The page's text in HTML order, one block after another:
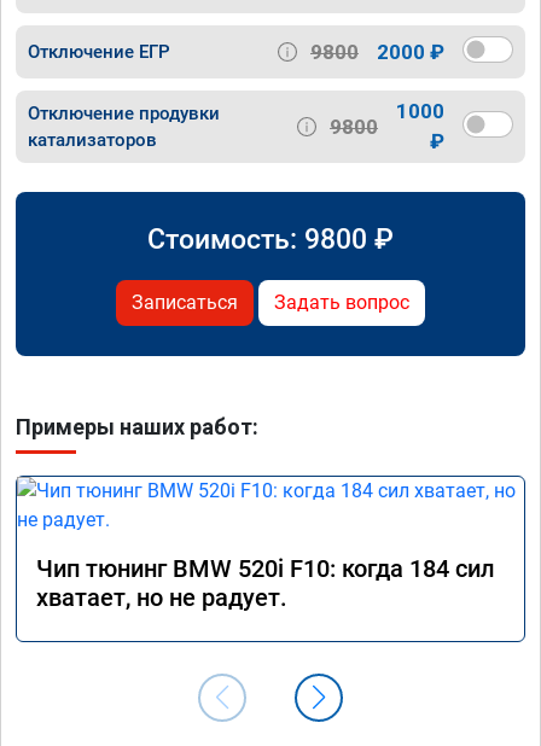
Отключение ЕГР 9800 2000 ₽
Отключение продувки
катализаторов
9800
1000
₽
Стоимость: 9800 ₽
Записаться Задать вопрос
Примеры наших работ:
Чип тюнинг BMW 520i F10: когда 184 сил
хватает, но не радует.